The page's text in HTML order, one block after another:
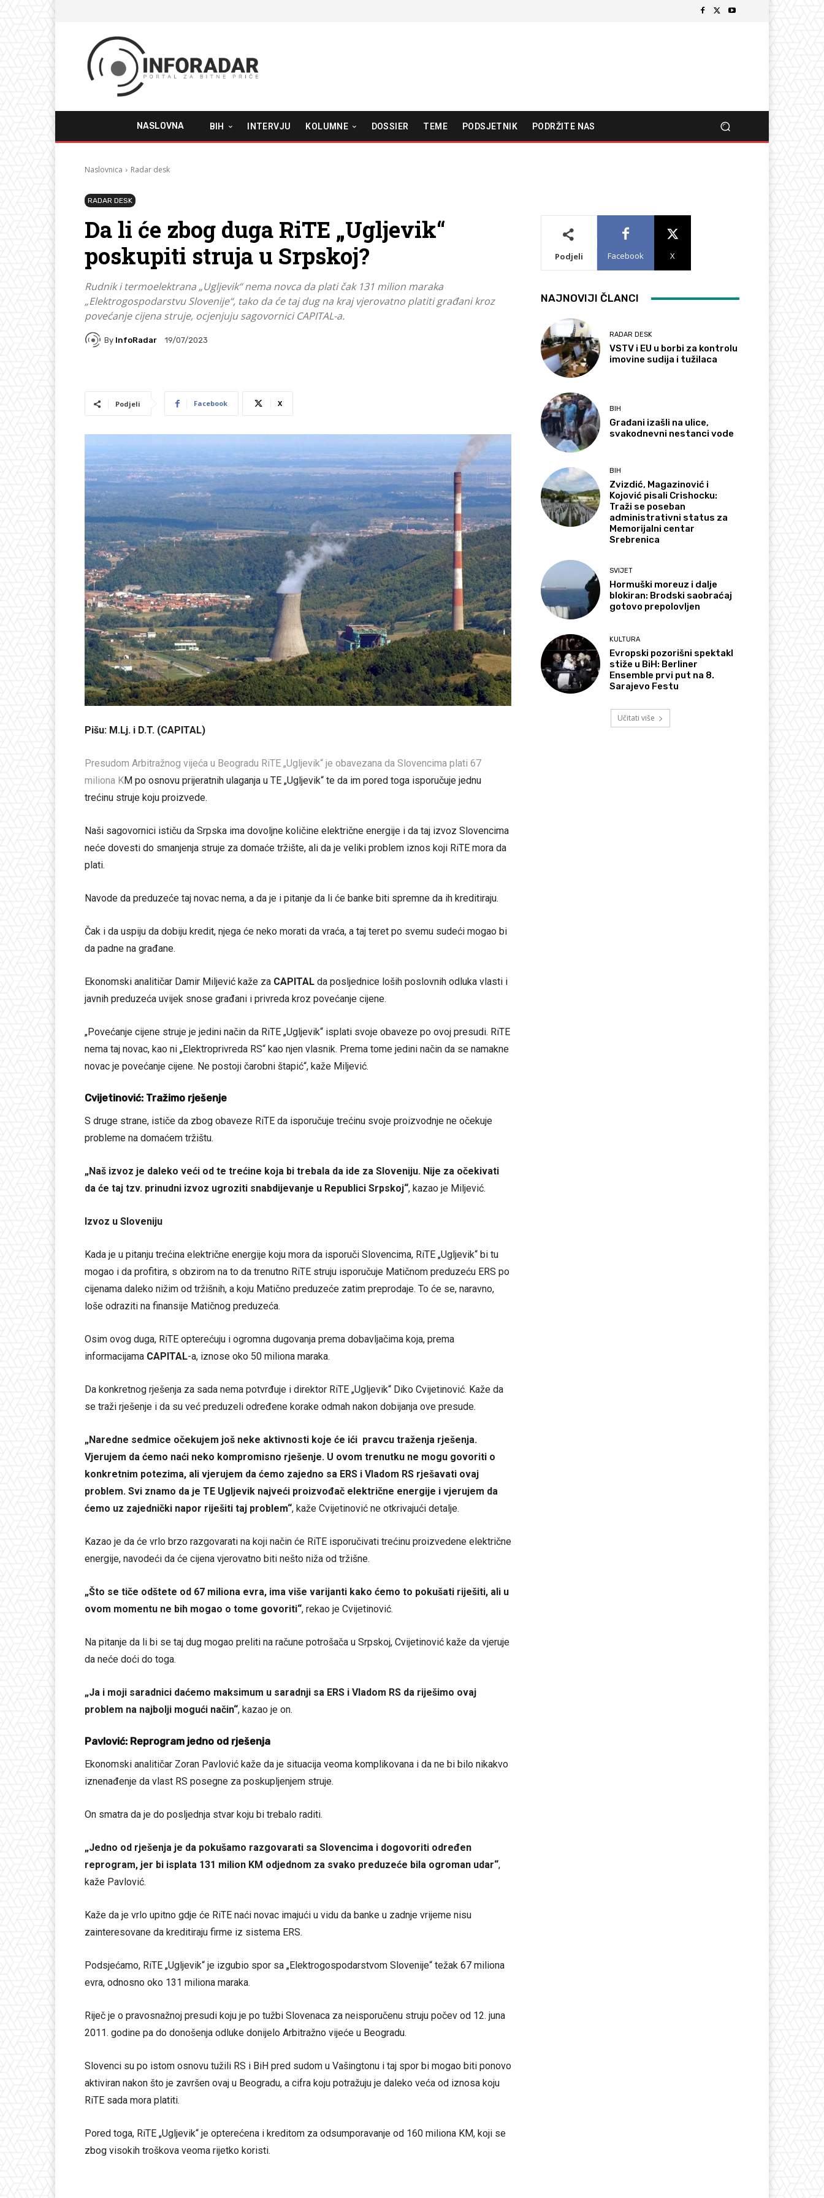
NASLOVNA BIH INTERVJU KOLUMNE DOSSIER TEME PODSJETNIK PODRŽITE NAS
Naslovnica Radar desk
RADAR DESK
Da li će zbog duga RiTE „Ugljevik“
poskupiti struja u Srpskoj?
Rudnik i termoelektrana „Ugljevik“ nema novca da plati čak 131 milion maraka
„Elektrogospodarstvu Slovenije“, tako da će taj dug na kraj vjerovatno platiti građani kroz
povećanje cijena struje, ocjenjuju sagovornici CAPITAL-a.
By InfoRadar 19/07/2023
Podjeli Facebook X
Pišu: M.Lj. i D.T. (CAPITAL)
Presudom Arbitražnog vijeća u Beogradu RiTE „Ugljevik“ je obavezana da Slovencima plati 67
miliona KM po osnovu prijeratnih ulaganja u TE „Ugljevik“ te da im pored toga isporučuje jednu
trećinu struje koju proizvede.
Naši sagovornici ističu da Srpska ima dovoljne količine električne energije i da taj izvoz Slovencima
neće dovesti do smanjenja struje za domaće tržište, ali da je veliki problem iznos koji RiTE mora da
plati.
Navode da preduzeće taj novac nema, a da je i pitanje da li će banke biti spremne da ih kreditiraju.
Čak i da uspiju da dobiju kredit, njega će neko morati da vraća, a taj teret po svemu sudeći mogao bi
da padne na građane.
Ekonomski analitičar Damir Miljević kaže za CAPITAL da posljednice loših poslovnih odluka vlasti i
javnih preduzeća uvijek snose građani i privreda kroz povećanje cijene.
„Povećanje cijene struje je jedini način da RiTE „Ugljevik“ isplati svoje obaveze po ovoj presudi. RiTE
nema taj novac, kao ni „Elektroprivreda RS“ kao njen vlasnik. Prema tome jedini način da se namakne
novac je povećanje cijene. Ne postoji čarobni štapić“, kaže Miljević.
Cvijetinović: Tražimo rješenje
S druge strane, ističe da zbog obaveze RiTE da isporučuje trećinu svoje proizvodnje ne očekuje
probleme na domaćem tržištu.
„Naš izvoz je daleko veći od te trećine koja bi trebala da ide za Sloveniju. Nije za očekivati
da će taj tzv. prinudni izvoz ugroziti snabdijevanje u Republici Srpskoj“, kazao je Miljević.
Izvoz u Sloveniju
Kada je u pitanju trećina električne energije koju mora da isporuči Slovencima, RiTE „Ugljevik“ bi tu
mogao i da profitira, s obzirom na to da trenutno RiTE struju isporučuje Matičnom preduzeću ERS po
cijenama daleko nižim od tržišnih, a koju Matično preduzeće zatim preprodaje. To će se, naravno,
loše odraziti na finansije Matičnog preduzeća.
Osim ovog duga, RiTE opterećuju i ogromna dugovanja prema dobavljačima koja, prema
informacijama CAPITAL-a, iznose oko 50 miliona maraka.
Da konkretnog rješenja za sada nema potvrđuje i direktor RiTE „Ugljevik“ Diko Cvijetinović. Kaže da
se traži rješenje i da su već preduzeli određene korake odmah nakon dobijanja ove presude.
„Naredne sedmice očekujem još neke aktivnosti koje će ići pravcu traženja rješenja.
Vjerujem da ćemo naći neko kompromisno rješenje. U ovom trenutku ne mogu govoriti o
konkretnim potezima, ali vjerujem da ćemo zajedno sa ERS i Vladom RS rješavati ovaj
problem. Svi znamo da je TE Ugljevik najveći proizvođač električne energije i vjerujem da
ćemo uz zajednički napor riješiti taj problem“, kaže Cvijetinović ne otkrivajući detalje.
Kazao je da će vrlo brzo razgovarati na koji način će RiTE isporučivati trećinu proizvedene električne
energije, navodeći da će cijena vjerovatno biti nešto niža od tržišne.
„Što se tiče odštete od 67 miliona evra, ima više varijanti kako ćemo to pokušati riješiti, ali u
ovom momentu ne bih mogao o tome govoriti“, rekao je Cvijetinović.
Na pitanje da li bi se taj dug mogao preliti na račune potrošača u Srpskoj, Cvijetinović kaže da vjeruje
da neće doći do toga.
„Ja i moji saradnici daćemo maksimum u saradnji sa ERS i Vladom RS da riješimo ovaj
problem na najbolji mogući način“, kazao je on.
Pavlović: Reprogram jedno od rješenja
Ekonomski analitičar Zoran Pavlović kaže da je situacija veoma komplikovana i da ne bi bilo nikakvo
iznenađenje da vlast RS posegne za poskupljenjem struje.
On smatra da je do posljednja stvar koju bi trebalo raditi.
„Jedno od rješenja je da pokušamo razgovarati sa Slovencima i dogovoriti određen
reprogram, jer bi isplata 131 milion KM odjednom za svako preduzeće bila ogroman udar“,
kaže Pavlović.
Kaže da je vrlo upitno gdje će RiTE naći novac imajući u vidu da banke u zadnje vrijeme nisu
zainteresovane da kreditiraju firme iz sistema ERS.
Podsjećamo, RiTE „Ugljevik“ je izgubio spor sa „Elektrogospodarstvom Slovenije“ težak 67 miliona
evra, odnosno oko 131 miliona maraka.
Riječ je o pravosnažnoj presudi koju je po tužbi Slovenaca za neisporučenu struju počev od 12. juna
2011. godine pa do donošenja odluke donijelo Arbitražno vijeće u Beogradu.
Slovenci su po istom osnovu tužili RS i BiH pred sudom u Vašingtonu i taj spor bi mogao biti ponovo
aktiviran nakon što je završen ovaj u Beogradu, a cifra koju potražuju je daleko veća od iznosa koju
RiTE sada mora platiti.
Pored toga, RiTE „Ugljevik“ je opterećena i kreditom za odsumporavanje od 160 miliona KM, koji se
zbog visokih troškova veoma rijetko koristi.
Podjeli Facebook X
NAJNOVIJI ČLANCI
RADAR DESK
VSTV i EU u borbi za kontrolu
imovine sudija i tužilaca
BIH
Građani izašli na ulice,
svakodnevni nestanci vode
BIH
Zvizdić, Magazinović i
Kojović pisali Crishocku:
Traži se poseban
administrativni status za
Memorijalni centar
Srebrenica
SVIJET
Hormuški moreuz i dalje
blokiran: Brodski saobraćaj
gotovo prepolovljen
KULTURA
Evropski pozorišni spektakl
stiže u BiH: Berliner
Ensemble prvi put na 8.
Sarajevo Festu
Učitati više